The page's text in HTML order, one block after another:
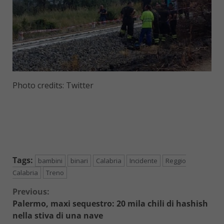
Photo credits: Twitter
Tags: bambini binari Calabria Incidente
Reggio
Calabria
Treno
Continue
Reading
Previous:
Palermo, maxi sequestro: 20 mila chili di hashish
nella stiva di una nave